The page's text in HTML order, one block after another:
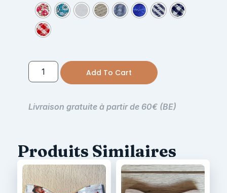
Add To Cart
Livraison gratuite à partir de 60€ (BE)
Produits Similaires